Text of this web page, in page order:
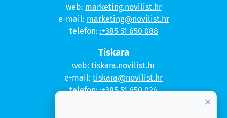
web: marketing.novilist.hr
e-mail: marketing@novilist.hr
telefon: :+385 51 650 088
Tiskara
web: tiskara.novilist.hr
e-mail: tiskara@novilist.hr
telefon::+385 51 650 024
×